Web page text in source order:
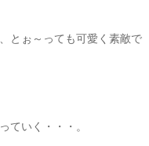
とぉ～っても可愛く素敵で
ていく・・・。